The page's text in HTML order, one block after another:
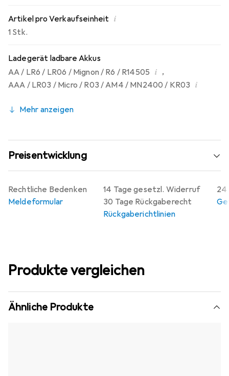
Artikel pro Verkaufseinheit i
1 Stk.
Ladegerät ladbare Akkus
AA / LR6 / LR06 / Mignon / R6 / R14505 i ,
AAA / LR03 / Micro / R03 / AM4 / MN2400 / KR03 i
Mehr anzeigen
Preisentwicklung
14 Tage gesetzl. Widerruf
30 Tage Rückgaberecht
Rückgaberichtlinien
24
Rechtliche Bedenken
Meldeformular
Produkte vergleichen
Ähnliche Produkte